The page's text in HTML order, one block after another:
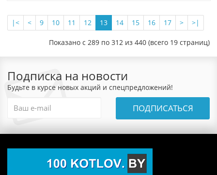
|< < 9 10 11 12 13 14 15 16 17 > >|
Показано с 289 по 312 из 440 (всего 19 страниц)
Подписка на новости
Будьте в курсе новых акций и спецпредложений!
ПОДПИСАТЬСЯ